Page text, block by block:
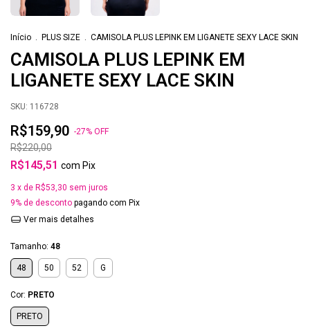
Início . PLUS SIZE . CAMISOLA PLUS LEPINK EM LIGANETE SEXY LACE SKIN
CAMISOLA PLUS LEPINK EM
LIGANETE SEXY LACE SKIN
SKU: 116728
R$159,90 -27% OFF
R$220,00
R$145,51 com Pix
3 x de R$53,30 sem juros
9% de desconto pagando com Pix
Ver mais detalhes
Tamanho: 48
48 50 52 G
Cor: PRETO
PRETO